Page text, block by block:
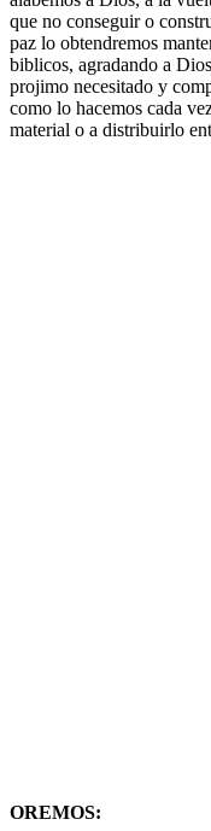
que no conseguir o
paz lo obtendremos
biblicos, agradando a
projimo necesitado y
como lo hacemos cada
material o a distribuirlo
OREMOS: